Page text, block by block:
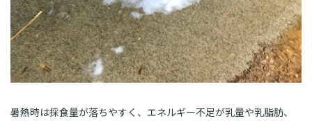
暑熱時は採食量が落ちやすく、エネルギー不足が乳量や乳脂肪、